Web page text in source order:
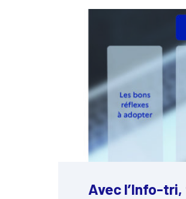
Avec l’Info-